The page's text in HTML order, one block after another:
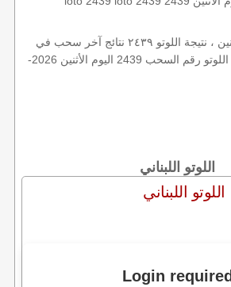
اللوتو اللبناني اليوم الأثنين ، نتيجة اللوتو ٢٤٣٩ نتائج آخر سحب في
اللوتو اللبناني، أي نتائج اللوتو رقم السحب 2439 اليوم الأثنين 2026-
اللوتو اللبناني
اللوتو اللبناني
Login required